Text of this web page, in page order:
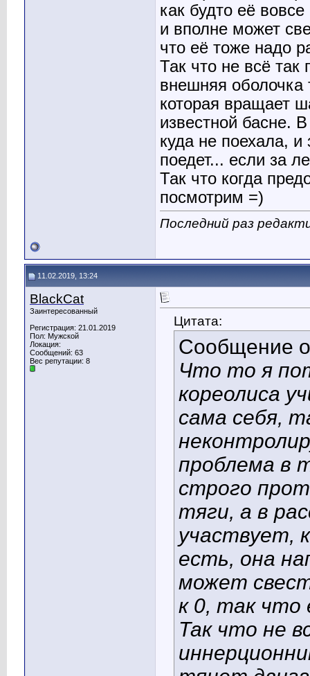
как будто её
и вполне может
что её тоже надо
Так что не всё так
внешняя оболочка
которая вращает
известной басне.
куда не поехала,
поедет... если за
Так что когда
посмотрим =)
Последний раз
11.02.2019, 13:24
BlackCat
Заинтересованный
Регистрация: 21.01.2019
Пол: Мужской
Локация:
Сообщений: 63
Вес репутации: 8
Цитата:
Сообщение
Что то я
кореолиса
сама себя,
проблема в
строго
тяги, а в
участвует,
есть, она
может
к 0, так что
Так что не